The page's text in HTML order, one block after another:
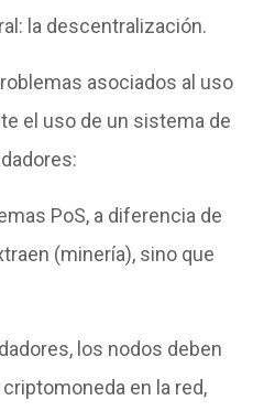
la descentralización.
asociados al uso
el uso de un sistema de
PoS, a diferencia de
(minería), sino que
los nodos deben
en la red,